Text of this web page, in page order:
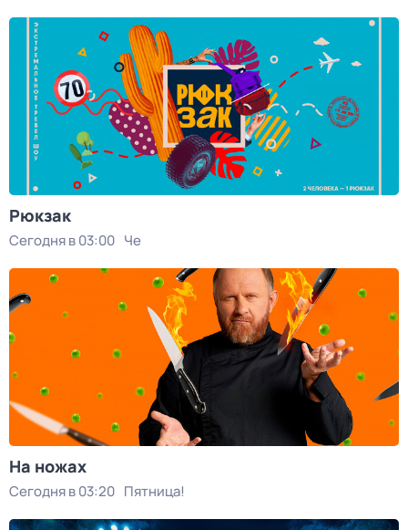
Рюкзак
Сегодня в 03:00 Че
На ножах
Сегодня в 03:20 Пятница!